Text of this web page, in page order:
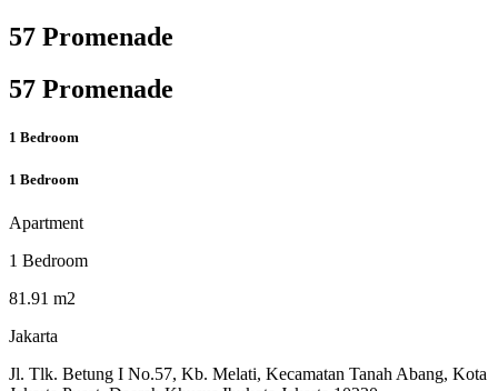
57 Promenade
57 Promenade
1 Bedroom
1 Bedroom
Apartment
1 Bedroom
81.91 m2
Jakarta
Jl. Tlk. Betung I No.57, Kb. Melati, Kecamatan Tanah Abang, Kota